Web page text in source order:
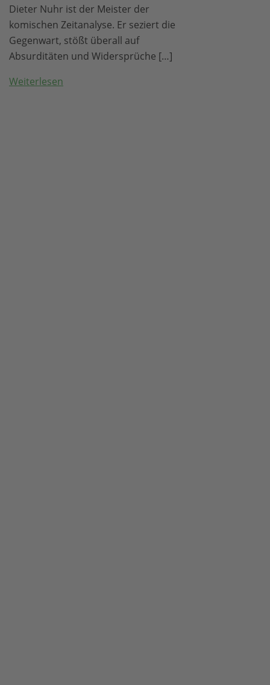
Dieter Nuhr ist der Meister der
komischen Zeitanalyse. Er seziert die
Gegenwart, stößt überall auf
Absurditäten und Widersprüche […]
Weiterlesen